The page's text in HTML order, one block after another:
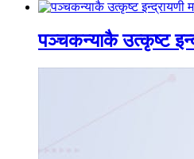
पञ्चकन्याकै उत्कृष्ट